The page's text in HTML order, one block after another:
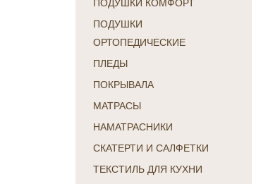
ПОДУШКИ КОМФОРТ
ПОДУШКИ
ОРТОПЕДИЧЕСКИЕ
ПЛЕДЫ
ПОКРЫВАЛА
МАТРАСЫ
НАМАТРАСНИКИ
СКАТЕРТИ И САЛФЕТКИ
ТЕКСТИЛЬ ДЛЯ КУХНИ